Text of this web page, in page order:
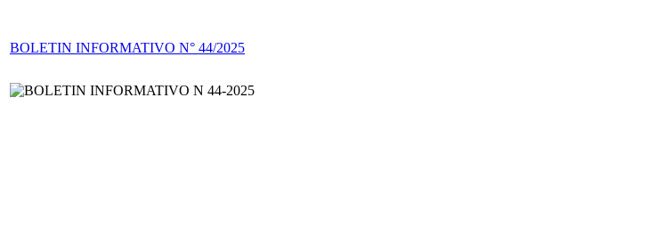
BOLETIN INFORMATIVO N° 44/2025